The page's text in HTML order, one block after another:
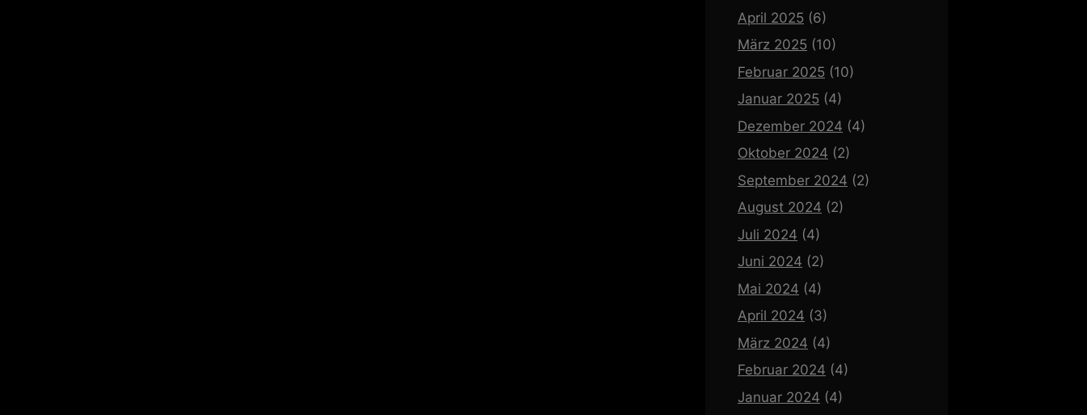
April 2025 (6)
März 2025 (10)
Februar 2025 (10)
Januar 2025 (4)
Dezember 2024 (4)
Oktober 2024 (2)
September 2024 (2)
August 2024 (2)
Juli 2024 (4)
Juni 2024 (2)
Mai 2024 (4)
April 2024 (3)
März 2024 (4)
Februar 2024 (4)
Januar 2024 (4)